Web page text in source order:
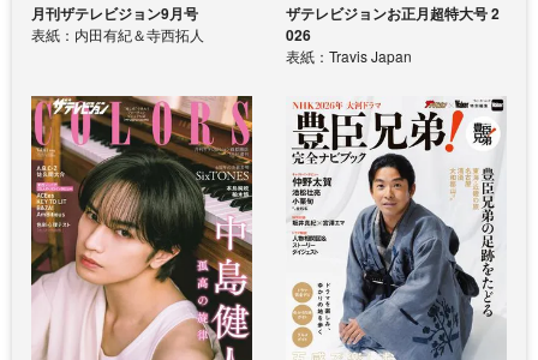
月刊ザテレビジョン9月号
表紙：内田有紀＆寺西拓人
ザテレビジョンお正月超特大号 2
026
表紙：Travis Japan